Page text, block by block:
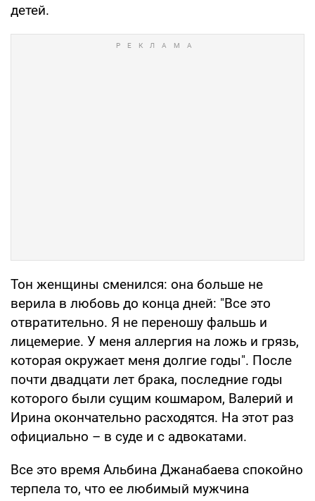
детей.
Тон женщины сменился: она больше не
верила в любовь до конца дней: "Все это
отвратительно. Я не переношу фальшь и
лицемерие. У меня аллергия на ложь и грязь,
которая окружает меня долгие годы". После
почти двадцати лет брака, последние годы
которого были сущим кошмаром, Валерий и
Ирина окончательно расходятся. На этот раз
официально – в суде и с адвокатами.
Все это время Альбина Джанабаева спокойно
терпела то, что ее любимый мужчина